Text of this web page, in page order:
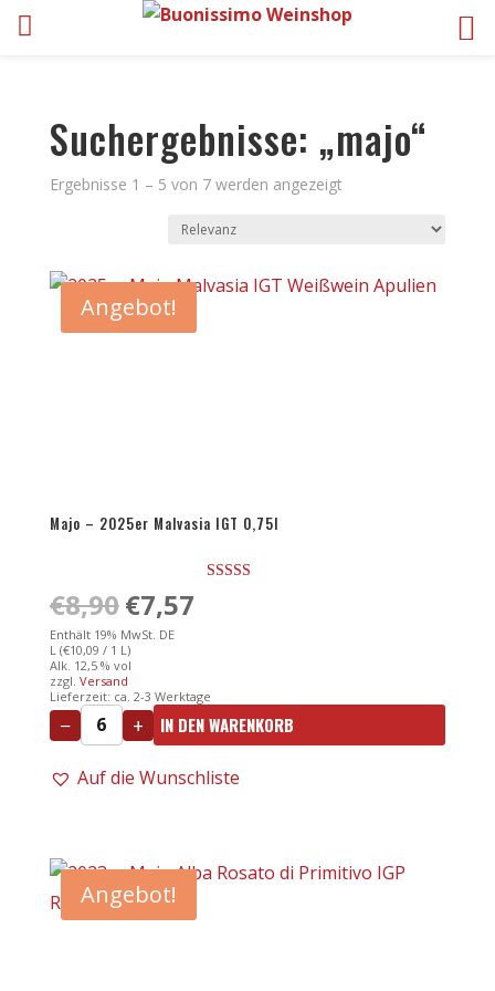
Suchergebnisse: „majo“
Ergebnisse 1 – 5 von 7 werden angezeigt
Angebot!
Majo – 2025er Malvasia IGT 0,75l
€8,90 Ursprünglicher
Preis
war:
€8,90
€7,57
€7,57.
Enthält 19% MwSt. DE
L (€10,09 / 1 L)
Alk. 12,5 % vol
zzgl. Versand
Lieferzeit: ca. 2-3 Werktage
−
Majo
-
IGT
0,75l
Menge
+ IN DEN WARENKORB
Auf die Wunschliste
Angebot!